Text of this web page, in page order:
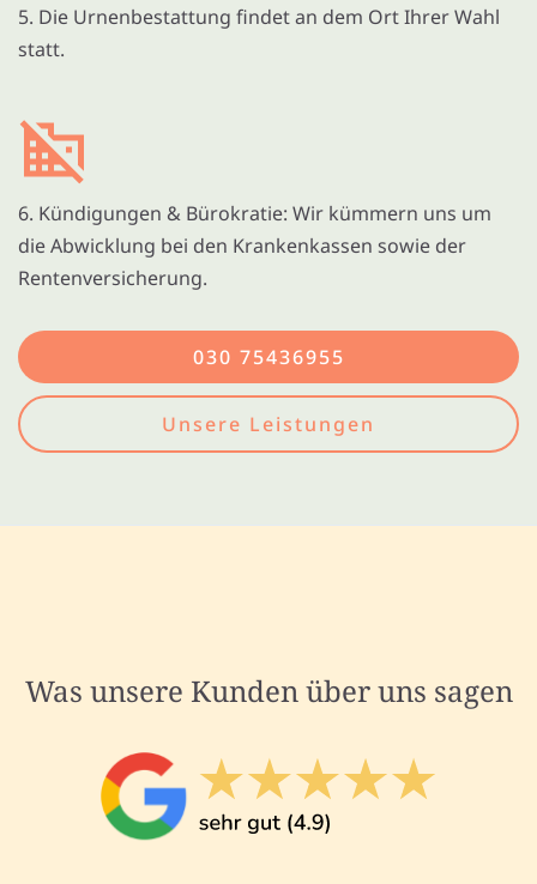
5. Die Urnenbestattung findet an dem Ort Ihrer Wahl
statt.
6. Kündigungen & Bürokratie: Wir kümmern uns um
die Abwicklung bei den Krankenkassen sowie der
Rentenversicherung.
030 75436955
Unsere Leistungen
Was unsere Kunden über uns sagen